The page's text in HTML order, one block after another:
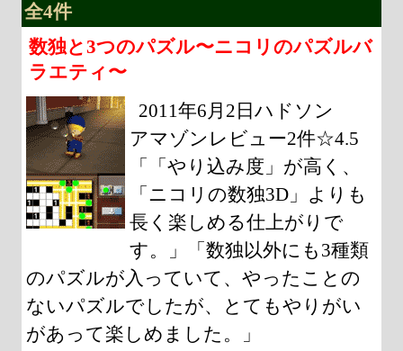
全4件
数独と3つのパズル〜ニコリのパズルバ
ラエティ〜
2011年6月2日ハドソン
アマゾンレビュー2件☆4.5
「「やり込み度」が高く、
「ニコリの数独3D」よりも
長く楽しめる仕上がりで
す。」「数独以外にも3種類
のパズルが入っていて、やったことの
ないパズルでしたが、とてもやりがい
があって楽しめました。」